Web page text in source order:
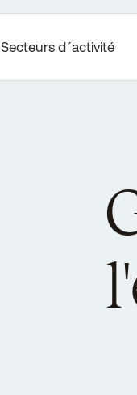
Secteurs d´activité